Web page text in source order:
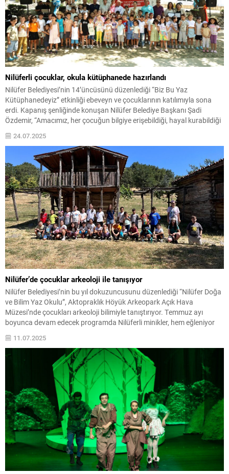
Nilüferli çocuklar, okula kütüphanede hazırlandı
Nilüfer Belediyesi’nin 14’üncüsünü düzenlediği “Biz Bu Yaz
Kütüphanedeyiz” etkinliği ebeveyn ve çocuklarının katılımıyla sona
erdi. Kapanış şenliğinde konuşan Nilüfer Belediye Başkanı Şadi
Özdemir, “Amacımız, her çocuğun bilgiye erişebildiği, hayal kurabildiği
ve kendini özgürce ifade edebildiği bir Nilüfer inşa etmek” dedi. ...
24.07.2025
Nilüfer’de çocuklar arkeoloji ile tanışıyor
Nilüfer Belediyesi’nin bu yıl dokuzuncusunu düzenlediği “Nilüfer Doğa
ve Bilim Yaz Okulu”, Aktopraklık Höyük Arkeopark Açık Hava
Müzesi’nde çocukları arkeoloji bilimiyle tanıştırıyor. Temmuz ayı
boyunca devam edecek programda Nilüferli minikler, hem eğleniyor
hem de eğitici atölyelerle geçmişi öğreniyor. Nilüfer Belediyesi,
çocukların doğayla bağ kurduğu, bilimsel meraklarını geliştirdiği ve
yeni beceriler...
11.07.2025